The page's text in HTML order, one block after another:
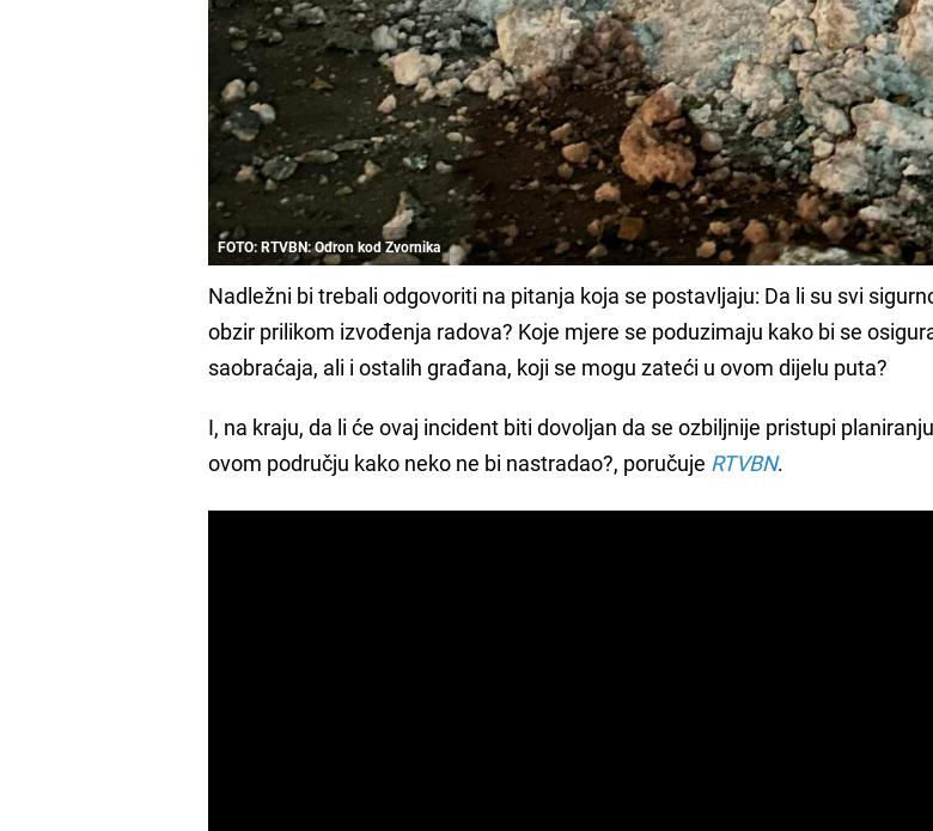
FOTO: RTVBN: Odron kod Zvornika
Nadležni bi trebali odgovoriti na pitanja koja se postavljaju: Da li su svi
obzir prilikom izvođenja radova? Koje mjere se poduzimaju kako bi se
saobraćaja, ali i ostalih građana, koji se mogu zateći u ovom dijelu puta?
I, na kraju, da li će ovaj incident biti dovoljan da se ozbiljnije pristupi
ovom području kako neko ne bi nastradao?, poručuje RTVBN.